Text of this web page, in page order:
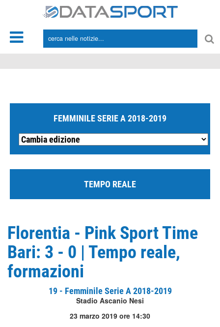
FEMMINILE SERIE A 2018-2019
TEMPO REALE
Florentia - Pink Sport Time
Bari: 3 - 0 | Tempo reale,
formazioni
19 - Femminile Serie A 2018-2019
Stadio Ascanio Nesi
23 marzo 2019 ore 14:30